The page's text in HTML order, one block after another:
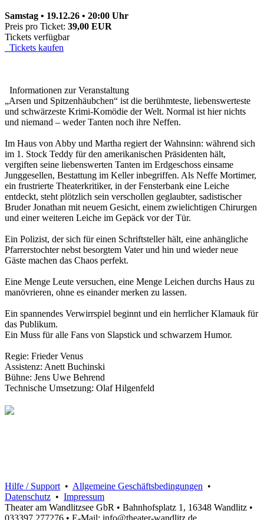
Samstag • 19.12.26 • 20:00 Uhr
Preis pro Ticket: 39,00 EUR
Tickets verfügbar
Tickets kaufen
Informationen zur Veranstaltung
„Arsen und Spitzenhäubchen“ ist die berühmteste, liebenswerteste
und schwärzeste Krimi-Komödie der Welt. Normal ist hier nichts
und niemand – weder Tanten noch ihre Neffen.
Im Haus von Abby und Martha regiert der Wahnsinn: während sich
im 1. Stock Teddy für den amerikanischen Präsidenten hält,
vergiften seine liebenswerten Tanten im Erdgeschoss einsame
Junggesellen, Bestattung im Keller inbegriffen. Als Neffe Mortimer,
ein frustrierte Theaterkritiker, in der Fensterbank eine Leiche
entdeckt, steht plötzlich sein verschollen geglaubter, sadistischer
Bruder Jonathan mit neuem Gesicht, einem zwielichtigen Chirurgen
und einer weiteren Leiche im Gepäck vor der Tür.
Ein Polizist, der sich für einen Schriftsteller hält, eine anhängliche
Pfarrerstochter nebst besorgtem Vater und hin und wieder neue
Gäste machen das Chaos perfekt.
Eine Menge Leute versuchen, eine Menge Leichen durchs Haus zu
manövrieren, ohne es einander merken zu lassen.
Ein spannendes Verwirrspiel beginnt und ein herrlicher Klamauk für
das Publikum.
Ein Muss für alle Fans von Slapstick und schwarzem Humor.
Regie: Frieder Venus
Assistenz: Anett Buchinski
Bühne: Jens Uwe Behrend
Technische Umsetzung: Olaf Hilgenfeld
Hilfe / Support • Allgemeine Geschäftsbedingungen •
Datenschutz • Impressum
Theater am Wandlitzsee GbR • Bahnhofsplatz 1, 16348 Wandlitz •
033397 277276 • E-Mail: info@theater-wandlitz.de